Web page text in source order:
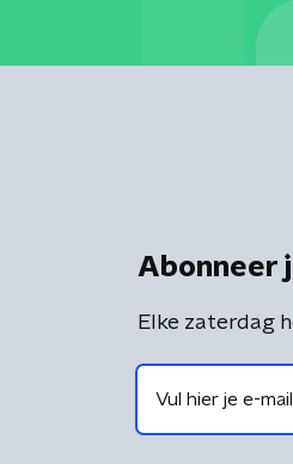
Abonneer
Elke zaterdag